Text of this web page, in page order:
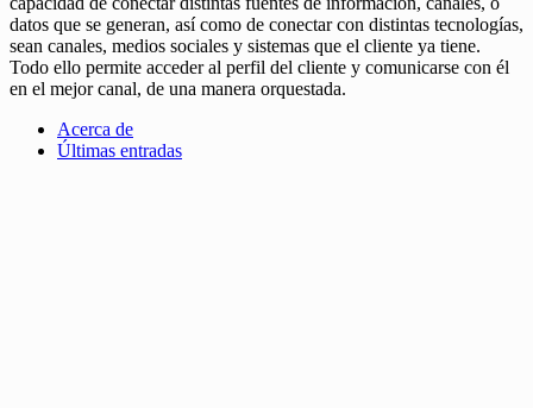
datos que se generan, así como de conectar con distintas tecnologías,
sean canales, medios sociales y sistemas que el cliente ya tiene.
Todo ello permite acceder al perfil del cliente y comunicarse con él
en el mejor canal, de una manera orquestada.
Acerca de
Últimas entradas